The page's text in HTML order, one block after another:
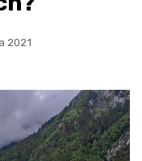
2021